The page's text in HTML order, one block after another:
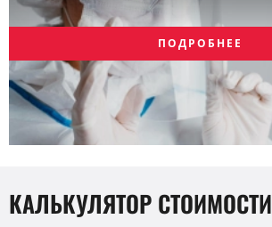
ПОДРОБНЕЕ
КАЛЬКУЛЯТОР СТОИМОСТИ